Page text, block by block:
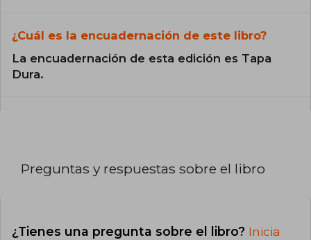
¿Cuál es la encuadernación de este libro?
La encuadernación de esta edición es Tapa
Dura.
Preguntas y respuestas sobre el libro
¿Tienes una pregunta sobre el libro? Inicia